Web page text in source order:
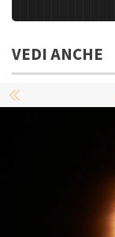
VEDI ANCHE